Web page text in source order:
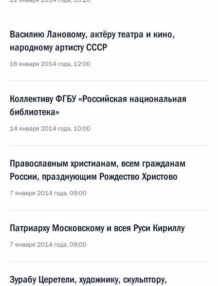
Василию Лановому, актёру театра и кино,
народному артисту СССР
16 января 2014 года, 12:00
Коллективу ФГБУ «Российская национальная
библиотека»
14 января 2014 года, 10:00
Православным христианам, всем гражданам
России, празднующим Рождество Христово
7 января 2014 года, 09:00
Патриарху Московскому и всея Руси Кириллу
7 января 2014 года, 09:00
Зурабу Церетели, художнику, скульптору,